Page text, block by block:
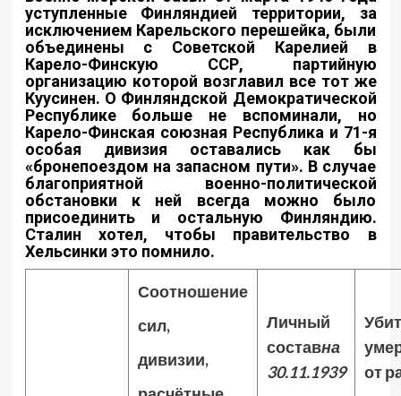
уступленные Финляндией территории, за
исключением Карельского перешейка, были
объединены с Советской Карелией в
Карело-Финскую ССР, партийную
организацию которой возглавил все тот же
Куусинен. О Финляндской Демократической
Республике больше не вспоминали, но
Карело-Финская союзная Республика и 71-я
особая дивизия оставались как бы
«бронепоездом на запасном пути». В случае
благоприятной военно-политической
обстановки к ней всегда можно было
присоединить и остальную Финляндию.
Сталин хотел, чтобы правительство в
Хельсинки это помнило.
Соотношение
сил,
дивизии,
Личный
составна
30.11.1939
от